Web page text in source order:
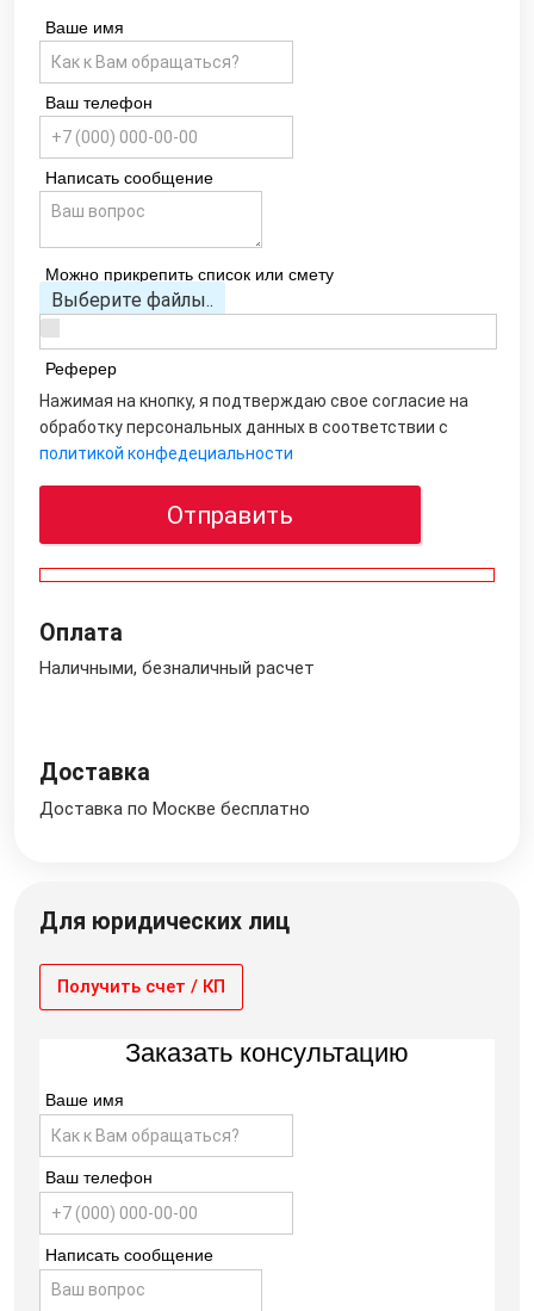
Ваше имя
Ваш телефон
Написать сообщение
Можно прикрепить список или смету
Выберите файлы..
Реферер
Нажимая на кнопку, я подтверждаю свое согласие на
обработку персональных данных в соответствии с
политикой конфедециальности
Отправить
Оплата
Наличными, безналичный расчет
Доставка
Доставка по Москве бесплатно
Для юридических лиц
Получить счет / КП
Заказать консультацию
Ваше имя
Ваш телефон
Написать сообщение